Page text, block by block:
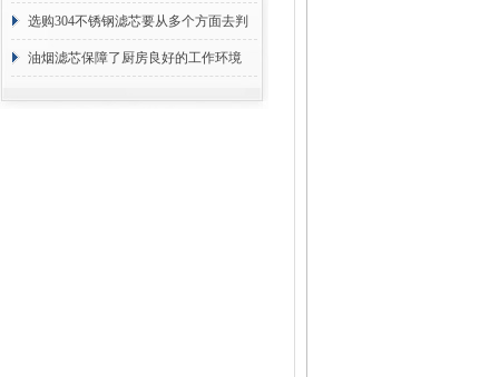
选购304不锈钢滤芯要从多个方面去判
断
油烟滤芯保障了厨房良好的工作环境